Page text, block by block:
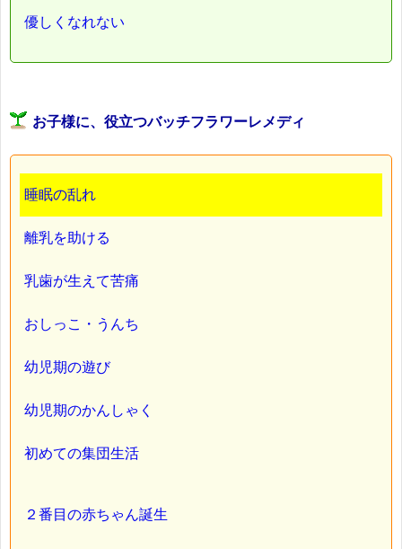
優しくなれない
お子様に、役立つバッチフラワーレメディ
睡眠の乱れ
離乳を助ける
乳歯が生えて苦痛
おしっこ・うんち
幼児期の遊び
幼児期のかんしゃく
初めての集団生活
２番目の赤ちゃん誕生